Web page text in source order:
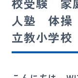
講師募集
お電話
人塾 体
立教小学